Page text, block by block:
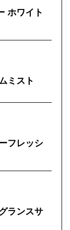
ホワイト
ミスト
フレッシ
ランスサ